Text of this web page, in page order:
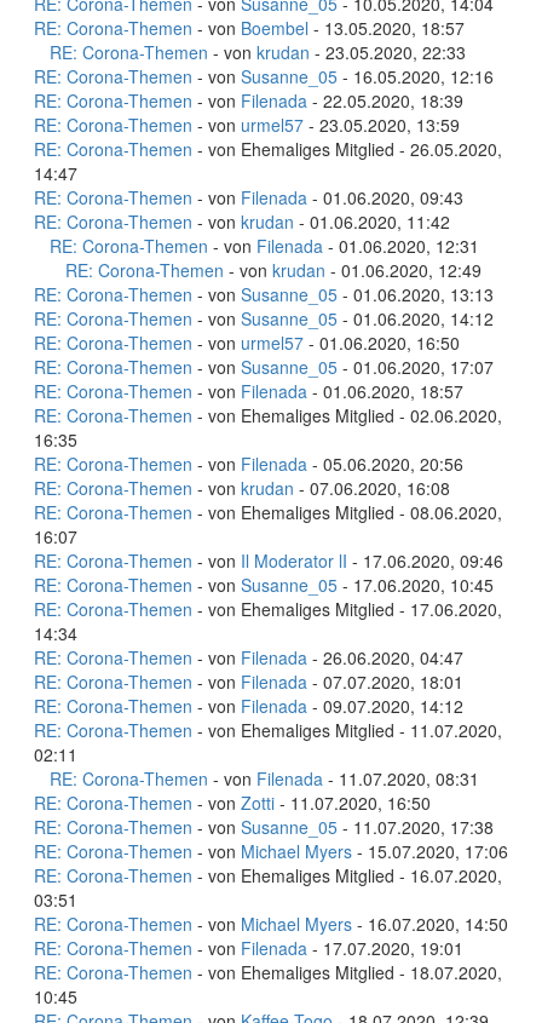
RE: Corona-Themen - von Boembel - 13.05.2020, 18:57
RE: Corona-Themen - von krudan - 23.05.2020, 22:33
RE: Corona-Themen - von Susanne_05 - 16.05.2020, 12:16
RE: Corona-Themen - von Filenada - 22.05.2020, 18:39
RE: Corona-Themen - von urmel57 - 23.05.2020, 13:59
RE: Corona-Themen - von Ehemaliges Mitglied - 26.05.2020,
14:47
RE: Corona-Themen - von Filenada - 01.06.2020, 09:43
RE: Corona-Themen - von krudan - 01.06.2020, 11:42
RE: Corona-Themen - von Filenada - 01.06.2020, 12:31
RE: Corona-Themen - von krudan - 01.06.2020, 12:49
RE: Corona-Themen - von Susanne_05 - 01.06.2020, 13:13
RE: Corona-Themen - von Susanne_05 - 01.06.2020, 14:12
RE: Corona-Themen - von urmel57 - 01.06.2020, 16:50
RE: Corona-Themen - von Susanne_05 - 01.06.2020, 17:07
RE: Corona-Themen - von Filenada - 01.06.2020, 18:57
RE: Corona-Themen - von Ehemaliges Mitglied - 02.06.2020,
16:35
RE: Corona-Themen - von Filenada - 05.06.2020, 20:56
RE: Corona-Themen - von krudan - 07.06.2020, 16:08
RE: Corona-Themen - von Ehemaliges Mitglied - 08.06.2020,
16:07
RE: Corona-Themen - von Il Moderator lI - 17.06.2020, 09:46
RE: Corona-Themen - von Susanne_05 - 17.06.2020, 10:45
RE: Corona-Themen - von Ehemaliges Mitglied - 17.06.2020,
14:34
RE: Corona-Themen - von Filenada - 26.06.2020, 04:47
RE: Corona-Themen - von Filenada - 07.07.2020, 18:01
RE: Corona-Themen - von Filenada - 09.07.2020, 14:12
RE: Corona-Themen - von Ehemaliges Mitglied - 11.07.2020,
02:11
RE: Corona-Themen - von Filenada - 11.07.2020, 08:31
RE: Corona-Themen - von Zotti - 11.07.2020, 16:50
RE: Corona-Themen - von Susanne_05 - 11.07.2020, 17:38
RE: Corona-Themen - von Michael Myers - 15.07.2020, 17:06
RE: Corona-Themen - von Ehemaliges Mitglied - 16.07.2020,
03:51
RE: Corona-Themen - von Michael Myers - 16.07.2020, 14:50
RE: Corona-Themen - von Filenada - 17.07.2020, 19:01
RE: Corona-Themen - von Ehemaliges Mitglied - 18.07.2020,
10:45